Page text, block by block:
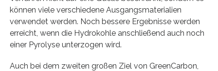
können viele verschiedene Ausgangsmaterialien
verwendet werden. Noch bessere Ergebnisse werden
erreicht, wenn die Hydrokohle anschließend auch noch
einer Pyrolyse unterzogen wird.
Auch bei dem zweiten großen Ziel von GreenCarbon,